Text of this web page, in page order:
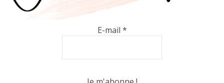
E-mail *